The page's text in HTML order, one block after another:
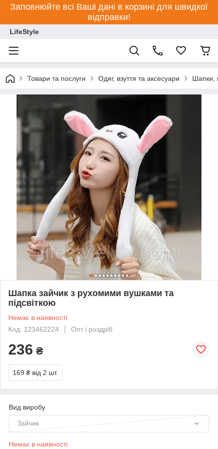
Заповнюйте всі Ваші дані в корзині для швидкої
відправки!
LifeStyle
Товари та послуги Одяг, взуття та аксесуари Шапки,
Шапка зайчик з рухомими вушками та
підсвіткою
Немає в наявності
Код: 123462224
Опт і роздріб
236 ₴
169 ₴ від 2 шт.
Вид виробу
Зайчик
Немає в наявності